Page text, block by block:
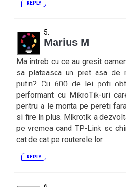
REPLY
Marius M
Ma intreb cu ce au gresit
sa plateasca un pret asa de
putin? Cu 600 de lei poti
performant cu MikroTik-uri
pentru a le monta pe pereti
si fire in plus. Mikrotik a
pe vremea cand TP-Link se
cat de cat pe routerele lor.
REPLY